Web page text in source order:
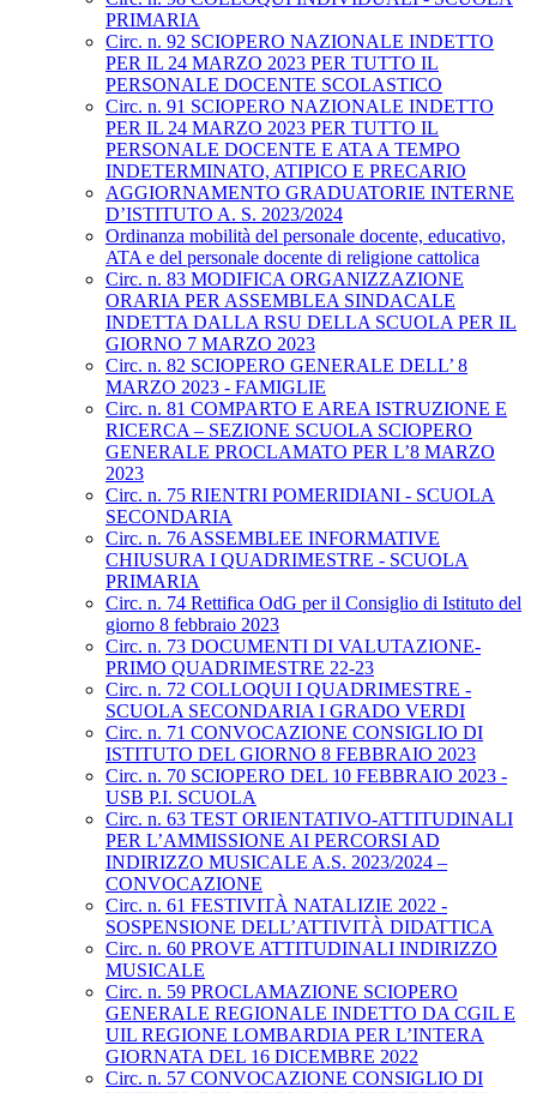
PRIMARIA
Circ. n. 92 SCIOPERO NAZIONALE INDETTO
PER IL 24 MARZO 2023 PER TUTTO IL
PERSONALE DOCENTE SCOLASTICO
Circ. n. 91 SCIOPERO NAZIONALE INDETTO
PER IL 24 MARZO 2023 PER TUTTO IL
PERSONALE DOCENTE E ATA A TEMPO
INDETERMINATO, ATIPICO E PRECARIO
AGGIORNAMENTO GRADUATORIE INTERNE
D’ISTITUTO A. S. 2023/2024
Ordinanza mobilità del personale docente, educativo,
ATA e del personale docente di religione cattolica
Circ. n. 83 MODIFICA ORGANIZZAZIONE
ORARIA PER ASSEMBLEA SINDACALE
INDETTA DALLA RSU DELLA SCUOLA PER IL
GIORNO 7 MARZO 2023
Circ. n. 82 SCIOPERO GENERALE DELL’ 8
MARZO 2023 - FAMIGLIE
Circ. n. 81 COMPARTO E AREA ISTRUZIONE E
RICERCA – SEZIONE SCUOLA SCIOPERO
GENERALE PROCLAMATO PER L’8 MARZO
2023
Circ. n. 75 RIENTRI POMERIDIANI - SCUOLA
SECONDARIA
Circ. n. 76 ASSEMBLEE INFORMATIVE
CHIUSURA I QUADRIMESTRE - SCUOLA
PRIMARIA
Circ. n. 74 Rettifica OdG per il Consiglio di Istituto del
giorno 8 febbraio 2023
Circ. n. 73 DOCUMENTI DI VALUTAZIONE-
PRIMO QUADRIMESTRE 22-23
Circ. n. 72 COLLOQUI I QUADRIMESTRE -
SCUOLA SECONDARIA I GRADO VERDI
Circ. n. 71 CONVOCAZIONE CONSIGLIO DI
ISTITUTO DEL GIORNO 8 FEBBRAIO 2023
Circ. n. 70 SCIOPERO DEL 10 FEBBRAIO 2023 -
USB P.I. SCUOLA
Circ. n. 63 TEST ORIENTATIVO-ATTITUDINALI
PER L’AMMISSIONE AI PERCORSI AD
INDIRIZZO MUSICALE A.S. 2023/2024 –
CONVOCAZIONE
Circ. n. 61 FESTIVITÀ NATALIZIE 2022 -
SOSPENSIONE DELL’ATTIVITÀ DIDATTICA
Circ. n. 60 PROVE ATTITUDINALI INDIRIZZO
MUSICALE
Circ. n. 59 PROCLAMAZIONE SCIOPERO
GENERALE REGIONALE INDETTO DA CGIL E
UIL REGIONE LOMBARDIA PER L’INTERA
GIORNATA DEL 16 DICEMBRE 2022
Circ. n. 57 CONVOCAZIONE CONSIGLIO DI